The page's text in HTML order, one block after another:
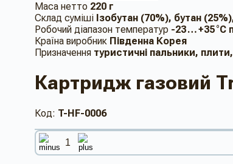
Маса нетто 220 г
Склад суміші Ізобутан (70%), бутан
Робочий діапазон температур -23 … +35 °C
Країна виробник Південна Корея
Призначення туристичні пальники,
Картридж газовий
Код: T-HF-0006